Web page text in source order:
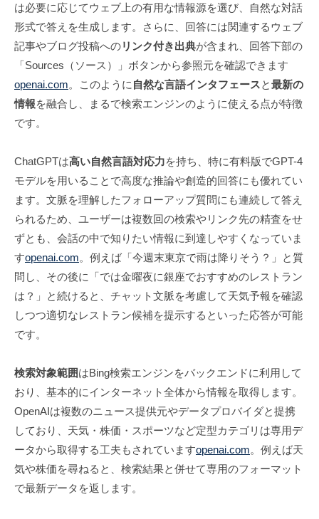
は必要に応じてウェブ上の有用な情報源を選び、自然な対話
形式で答えを生成します。さらに、回答には関連するウェブ
記事やブログ投稿へのリンク付き出典が含まれ、回答下部の
「Sources（ソース）」ボタンから参照元を確認できます
openai.com。このように 自然な言語インタフェースと最新の
情報を融合し、まるで検索エンジンのように使える点が特徴
です。
ChatGPTは高い自然言語対応力を持ち、特に有料版でGPT-4
モデルを用いることで高度な推論や創造的回答にも優れてい
ます。文脈を理解したフォローアップ質問にも連続して答え
られるため、ユーザーは複数回の検索やリンク先の精査をせ
ずとも、会話の中で知りたい情報に到達しやすくなっていま
すopenai.com。例えば「今週末東京で雨は降りそう？」と質
問し、その後に「では金曜夜に銀座でおすすめのレストラン
は？」と続けると、チャット文脈を考慮して天気予報を確認
しつつ適切なレストラン候補を提示するといった応答が可能
です。
検索対象範囲はBing検索エンジンをバックエンドに利用して
おり、基本的にインターネット全体から情報を取得します。
OpenAIは複数のニュース提供元やデータプロバイダと提携
しており、天気・株価・スポーツなど定型カテゴリは専用デ
ータから取得する工夫もされていますopenai.com。例えば天
気や株価を尋ねると、検索結果と併せて専用のフォーマット
で最新データを返します。